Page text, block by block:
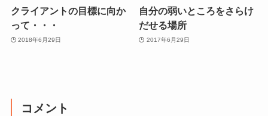
クライアントの目標に向か
って・・・
2018年6月29日
自分の弱いところをさらけ
だせる場所
2017年6月29日
コメント